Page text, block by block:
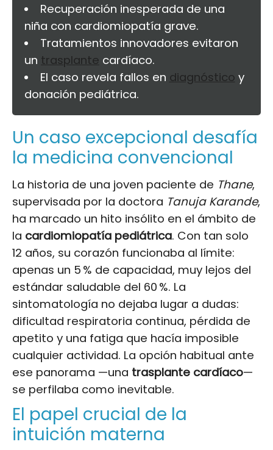
Recuperación inesperada de una
niña con cardiomiopatía grave.
Tratamientos innovadores evitaron
un trasplante cardíaco.
El caso revela fallos en diagnóstico y
donación pediátrica.
Un caso excepcional desafía
la medicina convencional
La historia de una joven paciente de Thane,
supervisada por la doctora Tanuja Karande,
ha marcado un hito insólito en el ámbito de
la cardiomiopatía pediátrica. Con tan solo
12 años, su corazón funcionaba al límite:
apenas un 5 % de capacidad, muy lejos del
estándar saludable del 60 %. La
sintomatología no dejaba lugar a dudas:
dificultad respiratoria continua, pérdida de
apetito y una fatiga que hacía imposible
cualquier actividad. La opción habitual ante
ese panorama —una trasplante cardíaco—
se perfilaba como inevitable.
El papel crucial de la
intuición materna